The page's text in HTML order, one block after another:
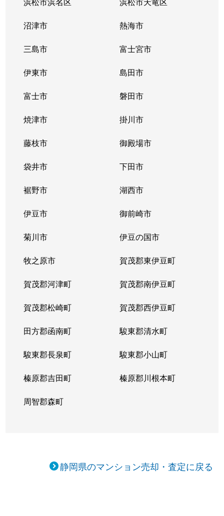
沼津市 熱海市
三島市 富士宮市
伊東市 島田市
富士市 磐田市
焼津市 掛川市
藤枝市 御殿場市
袋井市 下田市
裾野市 湖西市
伊豆市 御前崎市
菊川市 伊豆の国市
牧之原市 賀茂郡東伊豆町
賀茂郡河津町 賀茂郡南伊豆町
賀茂郡松崎町 賀茂郡西伊豆町
田方郡函南町 駿東郡清水町
駿東郡長泉町 駿東郡小山町
榛原郡吉田町 榛原郡川根本町
周智郡森町
静岡県のマンション売却・査定に戻る